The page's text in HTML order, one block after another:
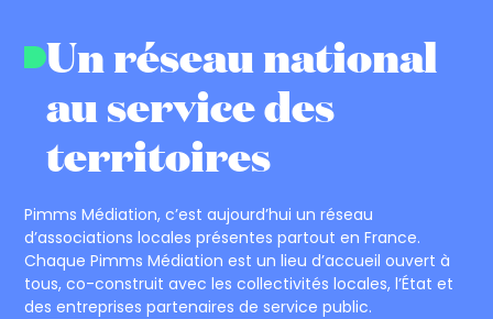
Un réseau national
au service des
territoires
Pimms Médiation, c’est aujourd’hui un réseau
d’associations locales présentes partout en France.
Chaque Pimms Médiation est un lieu d’accueil ouvert à
tous, co-construit avec les collectivités locales, l’État et
des entreprises partenaires de service public.